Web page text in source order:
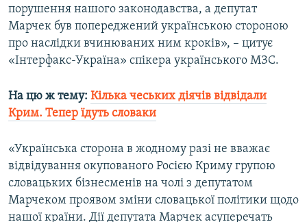
порушення нашого законодавства, а депутат
Марчек був попереджений українською стороною
про наслідки вчинюваних ним кроків», – цитує
«Інтерфакс-Україна» спікера українського МЗС.
На цю ж тему: Кілька чеських діячів відвідали
Крим. Тепер їдуть словаки​
«Українська сторона в жодному разі не вважає
відвідування окупованого Росією Криму групою
словацьких бізнесменів на чолі з депутатом
Марчеком проявом зміни словацької політики щодо
нашої країни. Дії депутата Марчек асуперечать